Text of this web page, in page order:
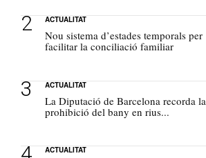
ACTUALITAT
Nou sistema d’estades temporals per
facilitar la conciliació familiar
ACTUALITAT
La Diputació de Barcelona recorda la
prohibició del bany en rius...
ACTUALITAT